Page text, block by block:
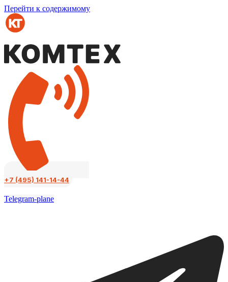
Перейти к содержимому
+7 (495) 141-14-44
Telegram-plane